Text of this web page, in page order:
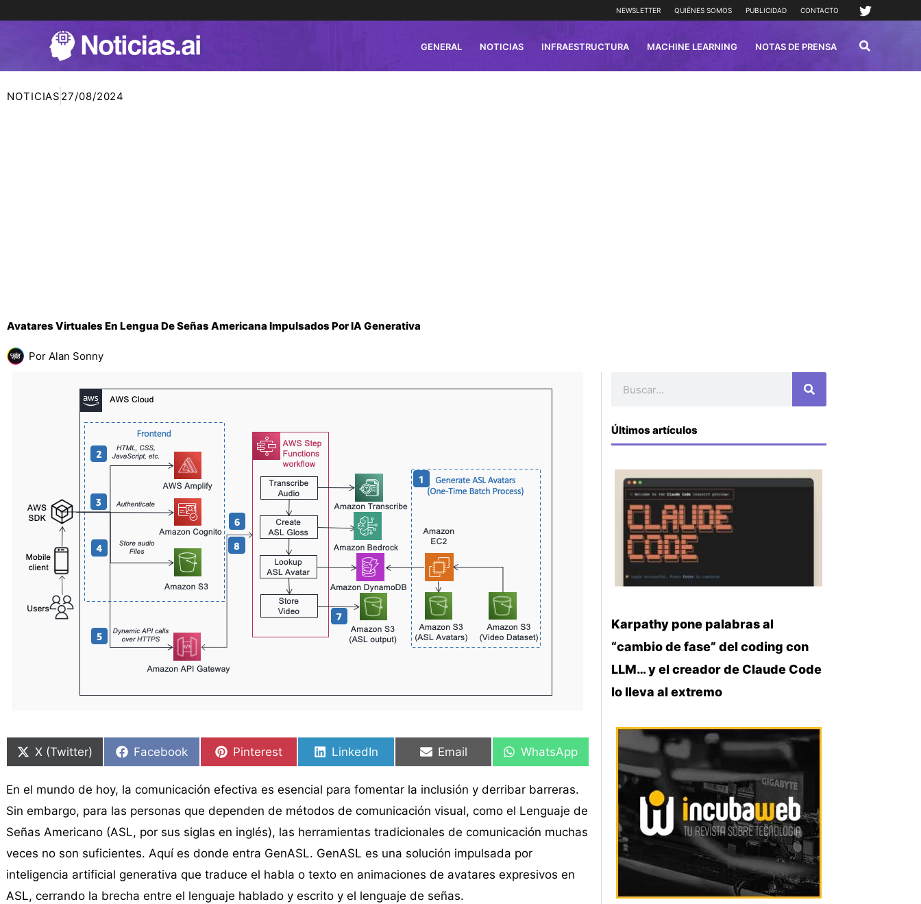
NEWSLETTER QUIÉNES SOMOS PUBLICIDAD CONTACTO
GENERAL NOTICIAS INFRAESTRUCTURA MACHINE LEARNING NOTAS DE PRENSA
NOTICIAS 27/08/2024
Avatares Virtuales En Lengua De Señas Americana Impulsados Por IA Generativa
Por Alan Sonny
en
X (Twitter)
en
Facebook
en
Pinterest
en
LinkedIn
en
Email
en
WhatsApp
En el mundo de hoy, la comunicación efectiva es esencial para fomentar la inclusión y derribar barreras.
Sin embargo, para las personas que dependen de métodos de comunicación visual, como el Lenguaje de
Señas Americano (ASL, por sus siglas en inglés), las herramientas tradicionales de comunicación muchas
veces no son suficientes. Aquí es donde entra GenASL. GenASL es una solución impulsada por
inteligencia artificial generativa que traduce el habla o texto en animaciones de avatares expresivos en
ASL, cerrando la brecha entre el lenguaje hablado y escrito y el lenguaje de señas.
en
en
en
en
en
en
Últimos artículos
Karpathy pone palabras al
“cambio de fase” del coding con
LLM… y el creador de Claude Code
lo lleva al extremo